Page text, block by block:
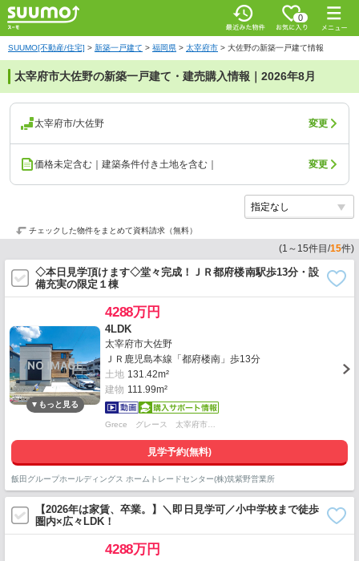
0
SUUMO[不動産/住宅] > 新築一戸建て > 福岡県 > 太宰府市 > 大佐野の新築一戸建て情報
太宰府市大佐野の新築一戸建て・建売購入情報｜2026年8月
太宰府市/大佐野 変更
価格未定含む｜建築条件付き土地を含む｜ 変更
チェックした物件をまとめて資料請求（無料）
(1 ～ 15件目/15件)
◇本日見学頂けます◇堂々完成！ＪＲ都府楼南駅歩13分・設
備充実の限定１棟
4288万円
4LDK
太宰府市大佐野
ＪＲ鹿児島本線「都府楼南」歩13分
土地 131.42m²
建物 111.99m²
Grece グレース 太宰府市…
見学予約(無料)
飯田グループホールディングス ホームトレードセンター(株)筑紫野営業所
【2026年は家賃、卒業。】＼即日見学可／小中学校まで徒歩
圏内×広々LDK！
4288万円